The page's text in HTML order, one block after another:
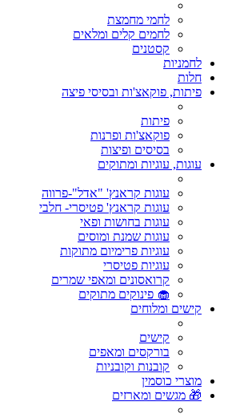
לחמי מחמצת
לחמים קלים ומלאים
קסטנים
לחמניות
חלות
פיתות, פוקאצ'ות ובסיסי פיצה
פיתות
פוקאצ'ות ופרנות
בסיסים ופיצות
עוגות, עוגיות ומתוקים
עוגות קראנץ' "אדל"-פרווה
עוגות קראנץ' פטיסרי- חלבי
עוגות בחושות ופאי
עוגות שמנת ומוסים
עוגיות פרימיום מתוקות
עוגיות פטיסרי
קרואסונים ומאפי שמרים
🧁 פינוקים מתוקים
קישים ומלוחים
קישים
בורקסים ומאפים
קובנות וקובניות
מוצרי כוסמין
🎁 מגשים ומארזים